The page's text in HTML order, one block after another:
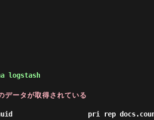
logstash
ータが取得されている
pri rep docs.count